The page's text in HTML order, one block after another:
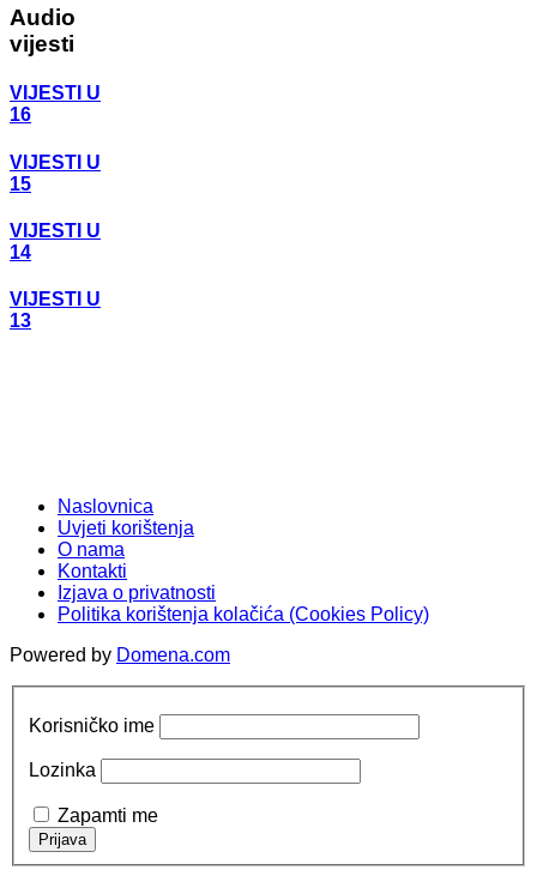
Audio
vijesti
VIJESTI U
16
VIJESTI U
15
VIJESTI U
14
VIJESTI U
13
Naslovnica
Uvjeti korištenja
O nama
Kontakti
Izjava o privatnosti
Politika korištenja kolačića (Cookies Policy)
Powered by Domena.com
Korisničko ime
Lozinka
Zapamti me